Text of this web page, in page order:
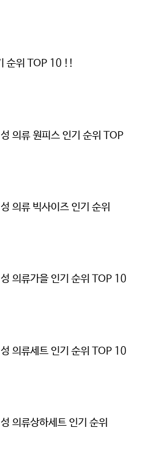
순위 TOP 10 !!
의류 원피스 인기 순위 TOP
의류 빅사이즈 인기 순위
의류가을 인기 순위 TOP 10
의류세트 인기 순위 TOP 10
의류상하세트 인기 순위